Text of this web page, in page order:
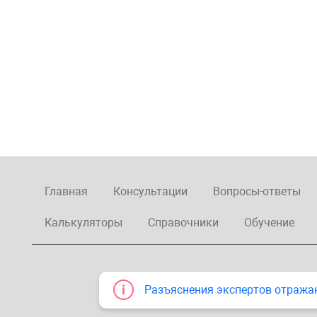
Главная Консультации Вопросы-ответы
Калькуляторы Справочники Обучение
Разъяснения экспертов